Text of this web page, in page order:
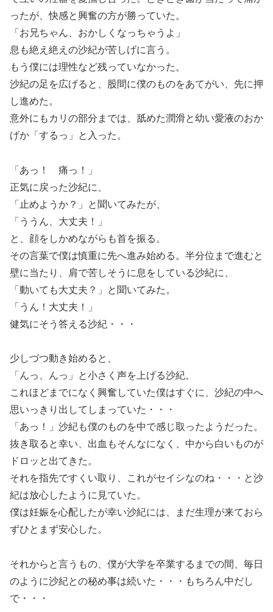
ったが、快感と興奮の方が勝っていた。
「お兄ちゃん、おかしくなっちゃうよ」
息も絶え絶えの沙紀が苦しげに言う。
もう僕には理性など残っていなかった。
沙紀の足を広げると、股間に僕のものをあてがい、先に押
し進めた。
意外にもカリの部分までは、舐めた潤滑と幼い愛液のおか
げか「するっ」と入った。
「あっ！ 痛っ！」
正気に戻った沙紀に、
「止めようか？」と聞いてみたが、
「ううん、大丈夫！」
と、顔をしかめながらも首を振る。
その言葉で僕は慎重に先へ進み始める。半分位まで進むと
壁に当たり、肩で苦しそうに息をしている沙紀に、
「動いても大丈夫？」と聞いてみた。
「うん！大丈夫！」
健気にそう答える沙紀・・・
少しづつ動き始めると、
「んっ、んっ」と小さく声を上げる沙紀。
これほどまでになく興奮していた僕はすぐに、沙紀の中へ
思いっきり出してしまっていた・・・
「あっ！」沙紀も僕のものを中で感じ取ったようだった。
抜き取ると幸い、出血もそんなになく、中から白いものが
ドロッと出てきた。
それを指先ですくい取り、これがセイシなのね・・・と沙
紀は放心したように見ていた。
僕は妊娠を心配したが幸い沙紀には、まだ生理が来ておら
ずひとまず安心した。
それからと言うもの、僕が大学を卒業するまでの間、毎日
のように沙紀との秘め事は続いた・・・もちろん中だし
で・・・